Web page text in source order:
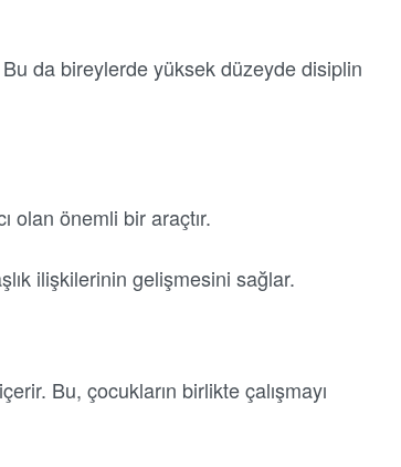
Bu da bireylerde yüksek düzeyde disiplin
olan önemli bir araçtır.
ilişkilerinin gelişmesini sağlar.
Bu, çocukların birlikte çalışmayı